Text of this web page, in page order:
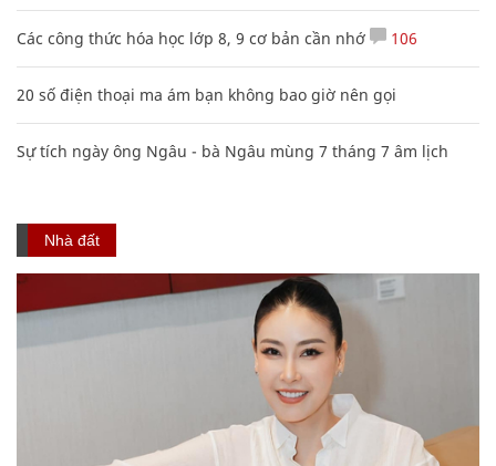
Các công thức hóa học lớp 8, 9 cơ bản cần nhớ 106
20 số điện thoại ma ám bạn không bao giờ nên gọi
Sự tích ngày ông Ngâu - bà Ngâu mùng 7 tháng 7 âm lịch
Nhà đất